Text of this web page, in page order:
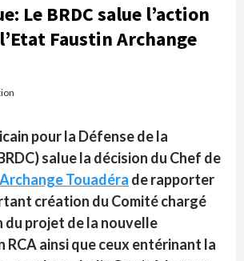
Le BRDC salue l’action
Faustin Archange
pour la Défense de la
salue la décision du Chef de
Touadéra de rapporter
création du Comité chargé
du projet de la nouvelle
ainsi que ceux entérinant la